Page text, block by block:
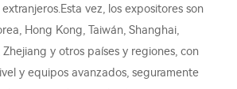
vez, los expositores son
Hong Kong, Taiwán, Shanghai,
y otros países y regiones, con
y equipos avanzados, seguramente